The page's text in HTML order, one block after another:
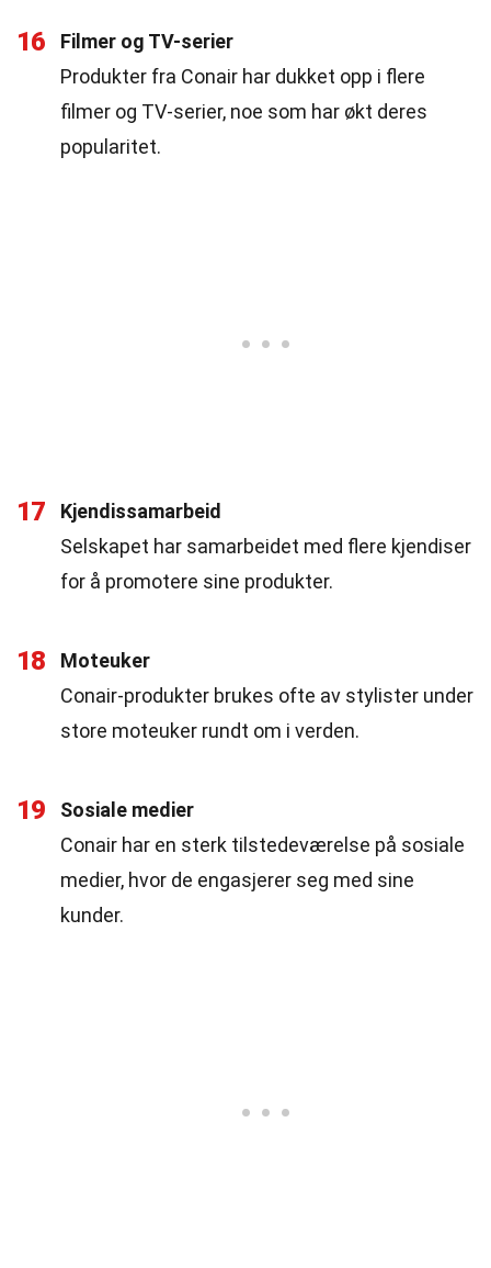
16
Filmer og TV-serier
Produkter fra Conair har dukket opp i flere
filmer og TV-serier, noe som har økt deres
popularitet.
17
Kjendissamarbeid
Selskapet har samarbeidet med flere kjendiser
for å promotere sine produkter.
18
Moteuker
Conair-produkter brukes ofte av stylister under
store moteuker rundt om i verden.
19
Sosiale medier
Conair har en sterk tilstedeværelse på sosiale
medier, hvor de engasjerer seg med sine
kunder.